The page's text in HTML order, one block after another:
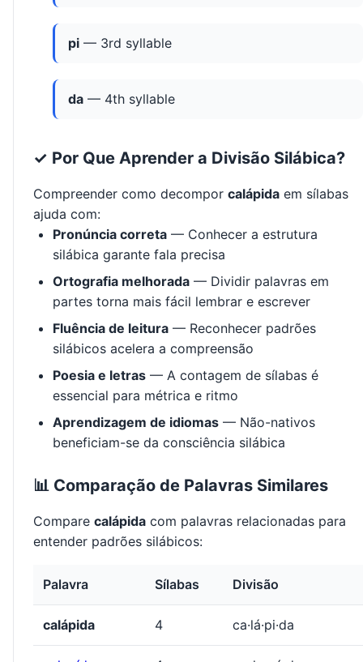
pi — 3rd syllable
da — 4th syllable
✓ Por Que Aprender a Divisão Silábica?
Compreender como decompor calápida em sílabas
ajuda com:
Pronúncia correta — Conhecer a estrutura
silábica garante fala precisa
Ortografia melhorada — Dividir palavras em
partes torna mais fácil lembrar e escrever
Fluência de leitura — Reconhecer padrões
silábicos acelera a compreensão
Poesia e letras — A contagem de sílabas é
essencial para métrica e ritmo
Aprendizagem de idiomas — Não-nativos
beneficiam-se da consciência silábica
📊 Comparação de Palavras Similares
Compare calápida com palavras relacionadas para
entender padrões silábicos:
Palavra Sílabas Divisão
calápida 4 ca·lá·pi·da